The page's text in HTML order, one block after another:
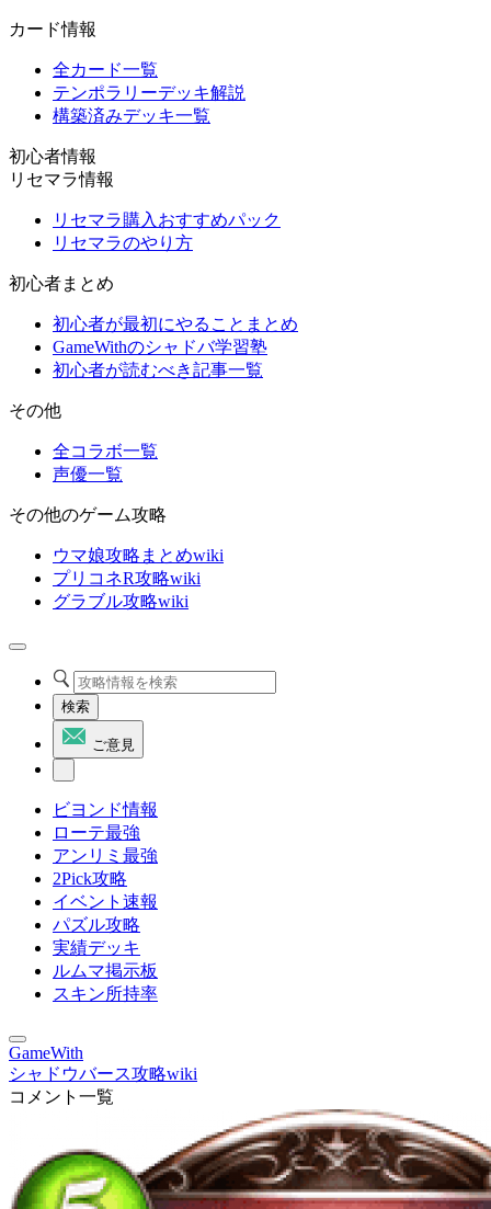
カード情報
全カード一覧
テンポラリーデッキ解説
構築済みデッキ一覧
初心者情報
リセマラ情報
リセマラ購入おすすめパック
リセマラのやり方
初心者まとめ
初心者が最初にやることまとめ
GameWithのシャドバ学習塾
初心者が読むべき記事一覧
その他
全コラボ一覧
声優一覧
その他のゲーム攻略
ウマ娘攻略まとめwiki
プリコネR攻略wiki
グラブル攻略wiki
検索
ご意見
ビヨンド情報
ローテ最強
アンリミ最強
2Pick攻略
イベント速報
パズル攻略
実績デッキ
ルムマ掲示板
スキン所持率
GameWith
シャドウバース攻略wiki
コメント一覧